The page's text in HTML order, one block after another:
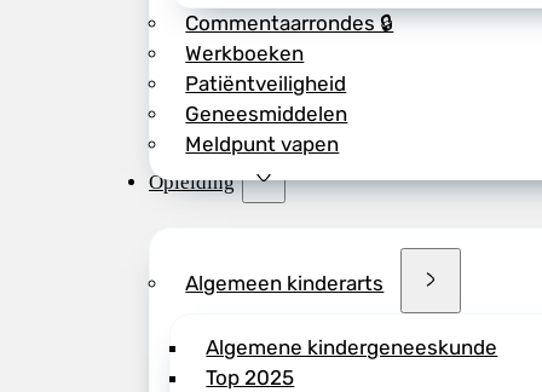
Commentaarrondes 🔒
Werkboeken
Patiëntveiligheid
Geneesmiddelen
Meldpunt vapen
Opleiding
Algemeen kinderarts
Algemene kindergeneeskunde
Top 2025